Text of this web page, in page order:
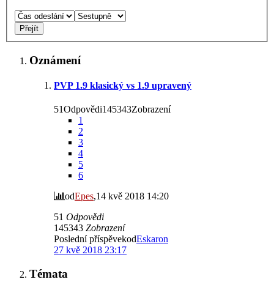
Oznámení
PVP 1.9 klasický vs 1.9 upravený
51Odpovědi145343Zobrazení
1
2
3
4
5
6
odEpes,14 kvě 2018 14:20
51 Odpovědi
145343 Zobrazení
Poslední příspěvekodEskaron
27 kvě 2018 23:17
Témata